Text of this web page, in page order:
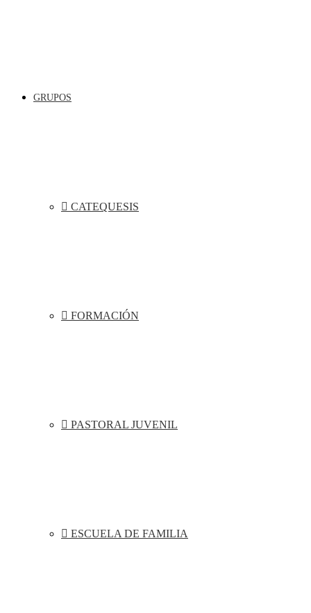
GRUPOS
CATEQUESIS
FORMACIÓN
PASTORAL JUVENIL
ESCUELA DE FAMILIA